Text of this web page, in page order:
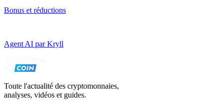
Bonus et réductions
Agent AI par Kryll
Toute l'actualité des cryptomonnaies,
analyses, vidéos et guides.